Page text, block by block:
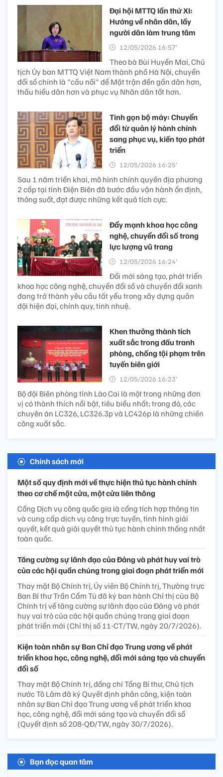
Đại hội MTTQ lần thứ XI:
Hướng về nhân dân, lấy
người dân làm trung tâm
12/05/2026 16:57’
Theo bà Bùi Huyền Mai, Chủ
tịch Ủy ban MTTQ Việt Nam thành phố Hà Nội, chuyển
đổi số chính là "cầu nối" để Mặt trận đến gần dân hơn,
thấu hiểu dân hơn và phục vụ Nhân dân tốt hơn.
Tinh gọn bộ máy: Chuyển
đổi từ quản lý hành chính
sang phục vụ, kiến tạo phát
triển
12/05/2026 16:25’
Sau 1 năm triển khai, mô hình chính quyền địa phương
2 cấp tại tỉnh Điện Biên đã bước đầu vận hành ổn định,
thông suốt, đạt được những kết quả tích cực.
Đẩy mạnh khoa học công
nghệ, chuyển đổi số trong
lực lượng vũ trang
12/05/2026 16:24’
Đổi mới sáng tạo, phát triển
khoa học công nghệ, chuyển đổi số và chuyển đổi xanh
đang trở thành yêu cầu tất yếu trong xây dựng quân
đội hiện đại, chính quy, tinh nhuệ.
Khen thưởng thành tích
xuất sắc trong đấu tranh
phòng, chống tội phạm trên
tuyến biên giới
12/05/2026 16:23’
Bộ đội Biên phòng tỉnh Lào Cai là một trong những đơn
vị có thành thích nổi bật, tiêu biểu nhất; trong đó, các
chuyên án LC326, LC326.3p và LC426p là những chiến
công xuất sắc.
Chính sách mới
Một số quy định mới về thực hiện thủ tục hành chính
theo cơ chế một cửa, một cửa liên thông
Cổng Dịch vụ công quốc gia là cổng tích hợp thông tin
và cung cấp dịch vụ công trực tuyến, tình hình giải
quyết, kết quả giải quyết thủ tục hành chính thống nhất
toàn quốc.
Tăng cường sự lãnh đạo của Đảng và phát huy vai trò
của các hội quần chúng trong giai đoạn phát triển mới
Thay mặt Bộ Chính trị, Ủy viên Bộ Chính trị, Thường trực
Ban Bí thư Trần Cẩm Tú đã ký ban hành Chỉ thị của Bộ
Chính trị về tăng cường sự lãnh đạo của Đảng và phát
huy vai trò của các hội quần chúng trong giai đoạn
phát triển mới (Chỉ thị số 11-CT/TW, ngày 20/7/2026).
Kiện toàn nhân sự Ban Chỉ đạo Trung ương về phát
triển khoa học, công nghệ, đổi mới sáng tạo và chuyển
đổi số
Thay mặt Bộ Chính trị, đồng chí Tổng Bí thư, Chủ tịch
nước Tô Lâm đã ký Quyết định phân công, kiện toàn
nhân sự Ban Chỉ đạo Trung ương về phát triển khoa
học, công nghệ, đổi mới sáng tạo và chuyển đổi số
(Quyết định số 208-QĐ/TW, ngày 30/7/2026).
Bạn đọc quan tâm